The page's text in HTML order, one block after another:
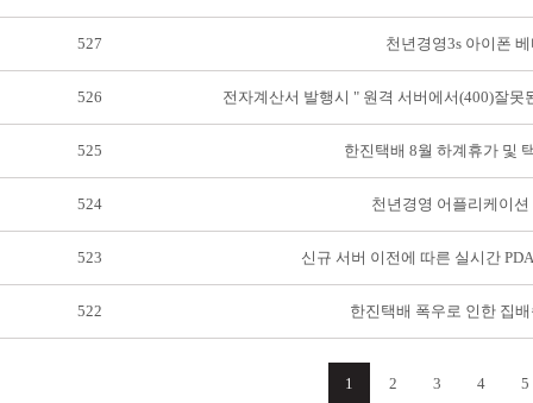
527 천년경영3s 아이폰
526 전자계산서 발행시 " 원격 서버에서(400)잘
525 한진택배 8월 하계휴가 및
524 천년경영 어플리케이
523 신규 서버 이전에 따른 실시간
522 한진택배 폭우로 인한 집
1 2 3 4 5